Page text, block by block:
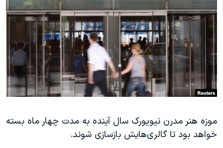
فرهنگ و زندگی
حقوق شهروندی
اقتصادی
علم و فناوری
اسرائیل در جنگ
گالری عکس
آرشیو پخش زنده
مستندها
انتخابات ریاست جمهوری آمریکا ۲۰۲۴
حمله جمهوری اسلامی به اسرائیل
رمز مهسا
ورزش زنان در ایران
اعتراضات زن، زندگی، آزادی
مجموعه مستندهای دادخواهی
تریبونال مردمی آبان ۹۸
دنبال کنید
زبانهای مختلف
موزه هنر مدرن نیویورک سال آینده به مدت چهار ماه بسته
خواهد بود تا گالری‌هایش بازسازی شوند.